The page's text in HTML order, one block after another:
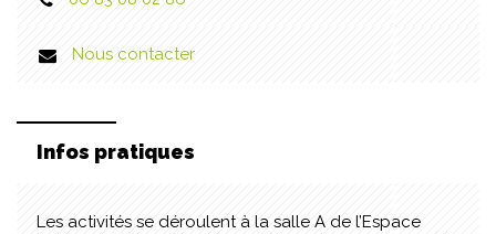
Nous contacter
Infos pratiques
Les activités se déroulent à la salle A de l’Espace